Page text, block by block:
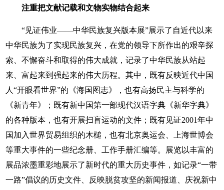
注重把文献记载和文物实物结合起来
“见证伟业——中华民族复兴版本展”展示了自近代以来
中华民族为了实现民族复兴，在党的领导下所作出的艰辛探
索、不懈奋斗和取得的伟大成就，记录了中华民族从站起
来、富起来到强起来的伟大历程。其中，既有反映近代中国
人“开眼看世界”的《海国图志》，也有高扬民主与科学的
《新青年》；既有新中国第一部现代汉语字典《新华字典》
的各种版本，也有开展扫盲运动的文件；既有见证2001年中
国加入世界贸易组织的木槌，也有北京奥运会、上海世博会
等重大事件的一些纪念册、工作手册汇编等。展览以丰富的
展品浓墨重彩地展示了新时代的重大历史事件，如记录“一带
一路”倡议的历史文件、反映脱贫攻坚的新闻报道、庆祝新中